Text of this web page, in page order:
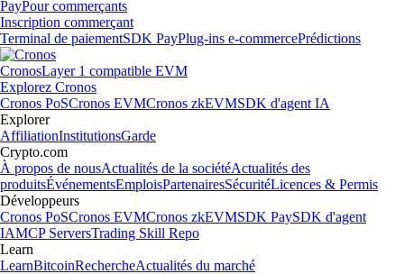
PayPour commerçants
Inscription commerçant
Terminal de paiementSDK PayPlug-ins e-commercePrédictions
CronosLayer 1 compatible EVM
Explorez Cronos
Cronos PoSCronos EVMCronos zkEVMSDK d'agent IA
Explorer
AffiliationInstitutionsGarde
Crypto.com
À propos de nousActualités de la sociétéActualités des
produitsÉvénementsEmploisPartenairesSécuritéLicences & Permis
Développeurs
Cronos PoSCronos EVMCronos zkEVMSDK PaySDK d'agent
IAMCP ServersTrading Skill Repo
Learn
LearnBitcoinRechercheActualités du marché